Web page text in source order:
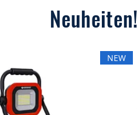
Neuheiten!
NEW